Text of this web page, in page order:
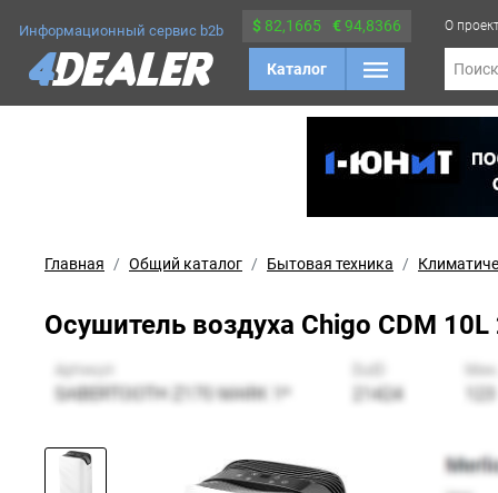
Информационный сервис b2b $ 82,1665 €94,8366
Каталог
О
Поиск
Главная Общий каталог Бытовая техника
Осушитель воздуха Chigo CDM